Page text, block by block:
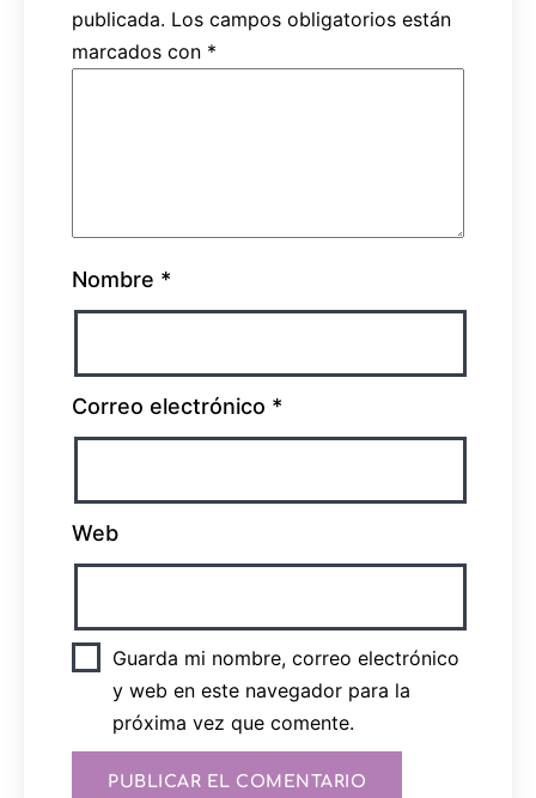
publicada. Los campos obligatorios están
marcados con *
Nombre *
Correo electrónico *
Web
Guarda mi nombre, correo electrónico
y web en este navegador para la
próxima vez que comente.